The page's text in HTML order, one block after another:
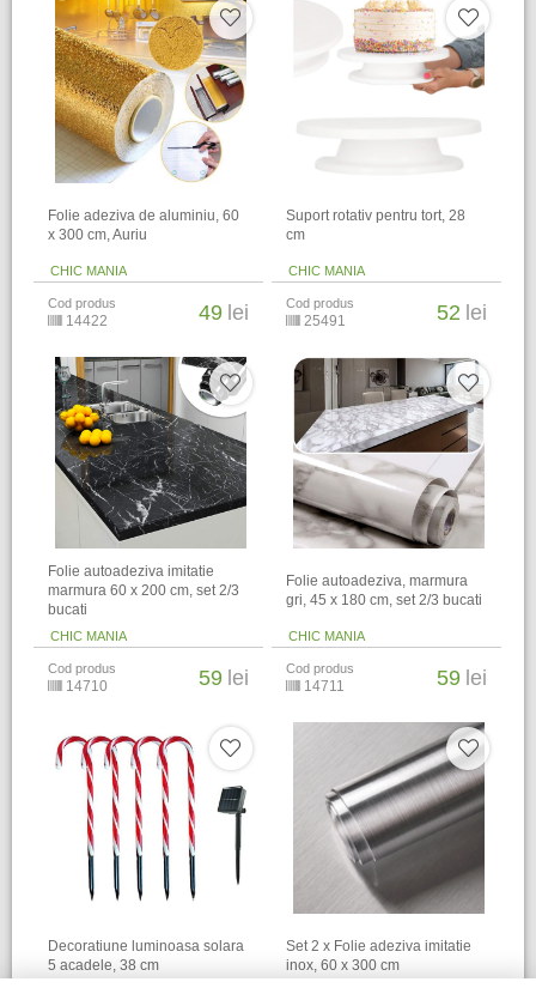
Folie adeziva de aluminiu, 60
x 300 cm, Auriu
CHIC MANIA
Cod produs
14422 49 lei
Suport rotativ pentru tort, 28
cm
CHIC MANIA
Cod produs
25491 52 lei
Folie autoadeziva imitatie
marmura 60 x 200 cm, set 2/3
bucati
CHIC MANIA
Cod produs
14710 59 lei
Folie autoadeziva, marmura
gri, 45 x 180 cm, set 2/3 bucati
CHIC MANIA
Cod produs
14711 59 lei
Decoratiune luminoasa solara
5 acadele, 38 cm
Set 2 x Folie adeziva imitatie
inox, 60 x 300 cm